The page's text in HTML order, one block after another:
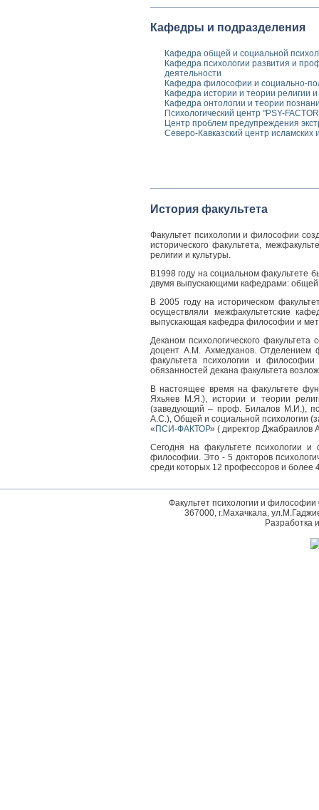
Кафедры и подразделения
Кафедра общей и социальной
Кафедра психологии развития и
деятельности
Кафедра философии и социально-
Кафедра истории и теории религии и
Кафедра онтологии и теории
Психологический центр "PSY-
Центр проблем предупреждения
Северо-Кавказский центр исламских
История факультета
Факультет психологии и философии
исторического факультета,
религии и культуры.
В1998 году на социальном факультете
двумя выпускающими кафедрами: общей
В 2005 году на историческом
осуществляли межфакультетские
выпускающая кафедра философии и
Деканом психологического
доцент А.М. Ахмедханов. Отделением
факультета психологии и
обязанностей декана факультета
В настоящее время на факультете
Яхьяев М.Я.), истории и теории
(заведующий – проф. Билалов М.И.),
А.С.), Общей и социальной психологии
« ПСИ-ФАКТОР» ( директор Джабраилов
Сегодня на факультете психологии
философии. Это - 5 докторов
среди которых 12 профессоров и более
Факультет психологии и философии
367000, г.Махачкала,
Разработка